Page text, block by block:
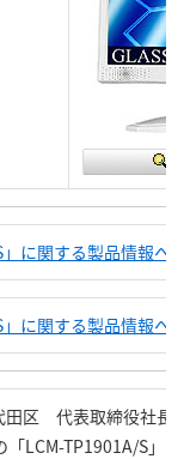
に関する製品情報へ
に関する製品情報へ
田区 代表取締役社長
LCM-TP1901A/S」